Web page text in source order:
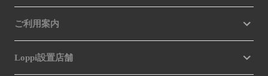
ご利用案内
Loppi設置店舗